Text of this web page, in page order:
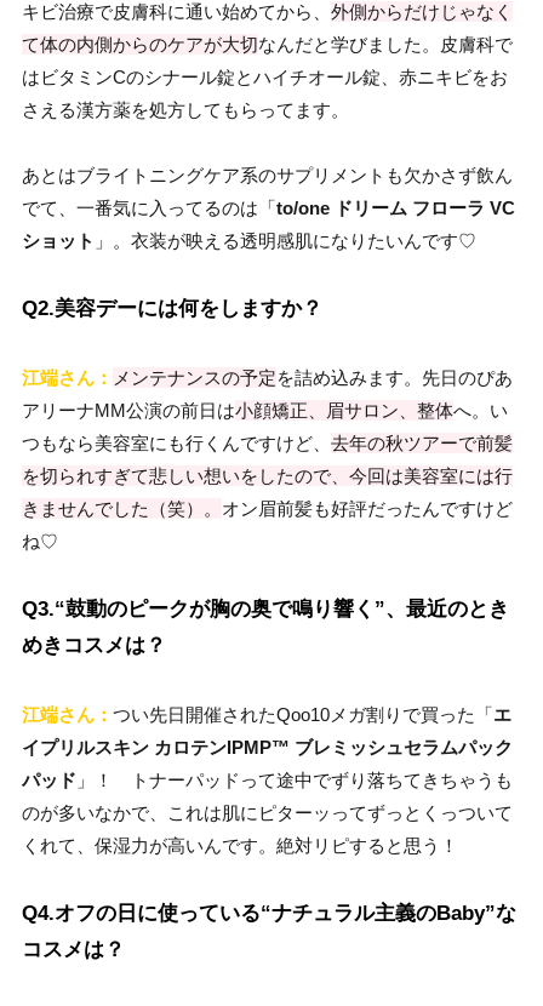
キビ治療で皮膚科に通い始めてから、 外側からだけじゃなく
て体の内側からのケアが大切なんだと学びました。皮膚科で
はビタミンCのシナール錠とハイチオール錠、赤ニキビをお
さえる漢方薬を処方してもらってます。
あとはブライトニングケア系のサプリメントも欠かさず飲ん
でて、一番気に入ってるのは「to/one ドリーム フローラ VC
ショット 」。衣装が映える透明感肌になりたいんです♡
Q2.美容デーには何をしますか？
江端さん： メンテナンスの予定を詰め込みます。先日のぴあ
アリーナMM公演の前日は小顔矯正、眉サロン、整体へ。い
つもなら美容室にも行くんですけど、 去年の秋ツアーで前髪
を切られすぎて悲しい想いをしたので、今回は美容室には行
きませんでした（笑）。 オン眉前髪も好評だったんですけど
ね♡
Q3.“鼓動のピークが胸の奥で鳴り響く”、最近のとき
めきコスメは？
江端さん： つい先日開催されたQoo10メガ割りで買った「エ
イプリルスキン カロテンIPMP™ ブレミッシュセラムパック
パッド 」！ トナーパッドって途中でずり落ちてきちゃうも
のが多いなかで、これは肌にピターッってずっとくっついて
くれて、保湿力が高いんです。絶対リピすると思う！
Q4.オフの日に使っている“ナチュラル主義のBaby”な
コスメは？